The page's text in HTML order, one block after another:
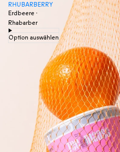
RHUBARBERRY
Erdbeere ·
Rhabarber
Option auswählen